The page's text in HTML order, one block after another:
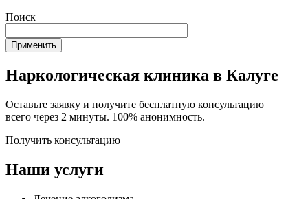
Поиск
Наркологическая клиника в Калуге
Оставьте заявку и получите бесплатную консультацию
всего через 2 минуты. 100% анонимность.
Получить консультацию
Наши услуги